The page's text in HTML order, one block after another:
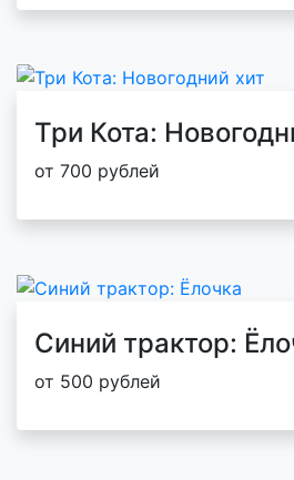
Три Кота:
от 700 рублей
Синий трактор:
от 500 рублей